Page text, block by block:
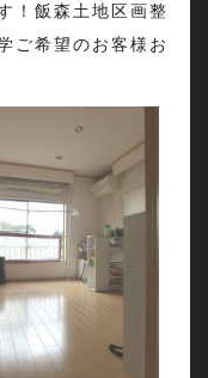
！飯森土地区画整
ご希望のお客様お